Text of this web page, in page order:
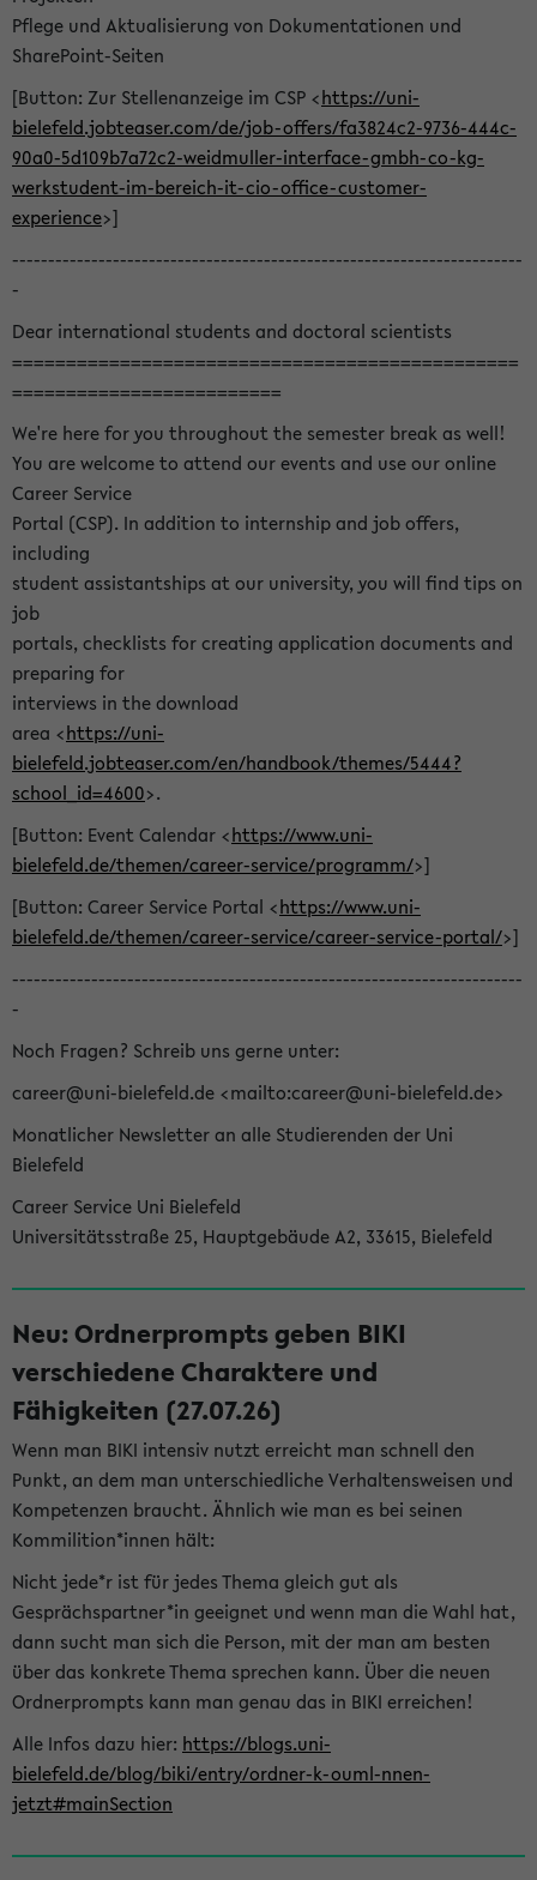
Pflege und Aktualisierung von Dokumentationen und
SharePoint-Seiten
[Button: Zur Stellenanzeige im CSP <https://uni-
bielefeld.jobteaser.com/de/job-offers/fa3824c2-9736-444c-
90a0-5d109b7a72c2-weidmuller-interface-gmbh-co-kg-
werkstudent-im-bereich-it-cio-office-customer-
experience>]
-----------------------------------------------------------------------
-
Dear international students and doctoral scientists
===============================================
=========================
We're here for you throughout the semester break as well!
You are welcome to attend our events and use our online
Career Service
Portal (CSP). In addition to internship and job offers,
including
student assistantships at our university, you will find tips on
job
portals, checklists for creating application documents and
preparing for
interviews in the download
area <https://uni-
bielefeld.jobteaser.com/en/handbook/themes/5444?
school_id=4600>.
[Button: Event Calendar <https://www.uni-
bielefeld.de/themen/career-service/programm/>]
[Button: Career Service Portal <https://www.uni-
bielefeld.de/themen/career-service/career-service-portal/>]
-----------------------------------------------------------------------
-
Noch Fragen? Schreib uns gerne unter:
career@uni-bielefeld.de <mailto:career@uni-bielefeld.de>
Monatlicher Newsletter an alle Studierenden der Uni
Bielefeld
Career Service Uni Bielefeld
Universitätsstraße 25, Hauptgebäude A2, 33615, Bielefeld
Neu: Ordnerprompts geben BIKI
verschiedene Charaktere und
Fähigkeiten (27.07.26)
Wenn man BIKI intensiv nutzt erreicht man schnell den
Punkt, an dem man unterschiedliche Verhaltensweisen und
Kompetenzen braucht. Ähnlich wie man es bei seinen
Kommilition*innen hält:
Nicht jede*r ist für jedes Thema gleich gut als
Gesprächspartner*in geeignet und wenn man die Wahl hat,
dann sucht man sich die Person, mit der man am besten
über das konkrete Thema sprechen kann. Über die neuen
Ordnerprompts kann man genau das in BIKI erreichen!
Alle Infos dazu hier: https://blogs.uni-
bielefeld.de/blog/biki/entry/ordner-k-ouml-nnen-
jetzt#mainSection